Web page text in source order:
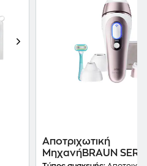
Αποτριχωτική
ΜηχανήBRAUN